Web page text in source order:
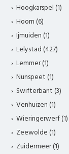
Hoogkarspel (1)
Hoorn (6)
Ijmuiden (1)
Lelystad (427)
Lemmer (1)
Nunspeet (1)
Swifterbant (3)
Venhuizen (1)
Wieringerwerf (1)
Zeewolde (1)
Zuidermeer (1)